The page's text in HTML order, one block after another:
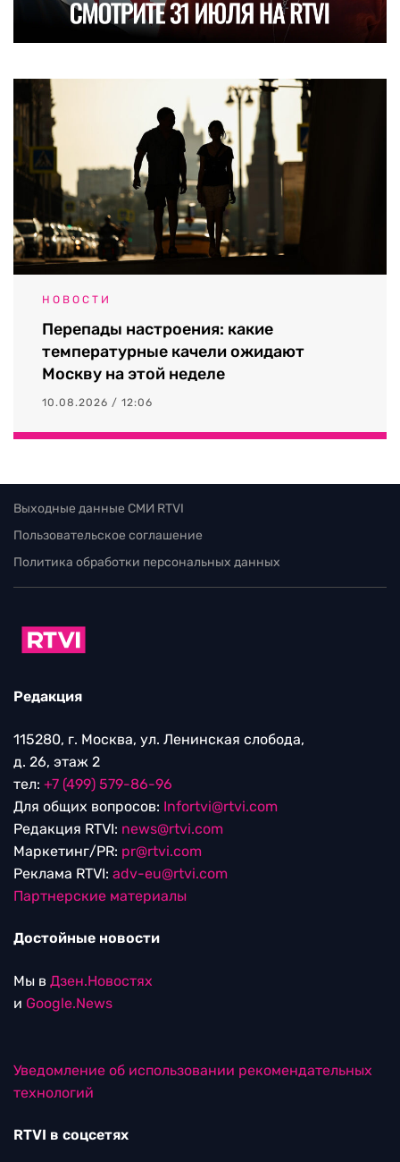
НОВОСТИ
Перепады настроения: какие
температурные качели ожидают
Москву на этой неделе
10.08.2026 / 12:06
Выходные данные СМИ RTVI
Пользовательское соглашение
Политика обработки персональных данных
Редакция
115280, г. Москва, ул. Ленинская слобода,
д. 26, этаж 2
тел: +7 (499) 579-86-96
Для общих вопросов: Infortvi@rtvi.com
Редакция RTVI: news@rtvi.com
Маркетинг/PR: pr@rtvi.com
Реклама RTVI: adv-eu@rtvi.com
Партнерские материалы
Достойные новости
Мы в Дзен.Новостях
и Google.News
Уведомление об использовании рекомендательных
технологий
RTVI в соцсетях